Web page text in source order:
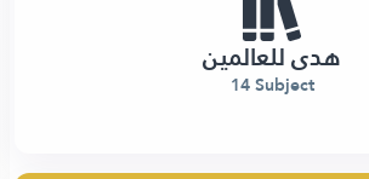
هدى للعالمين
14 Subject